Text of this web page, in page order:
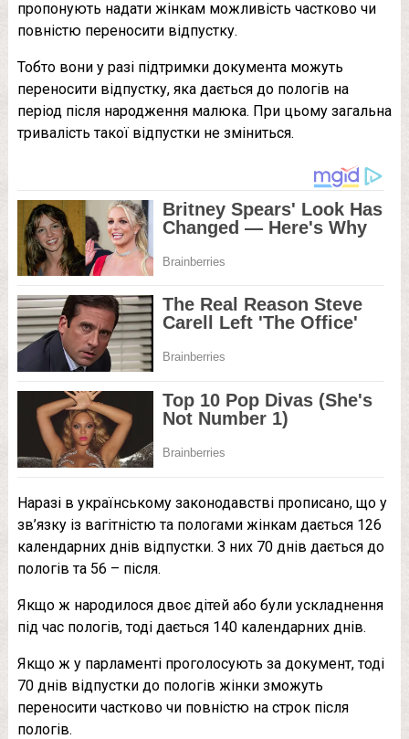
пропонують надати жінкам можливість частково чи
повністю переносити відпустку.
Тобто вони у разі підтримки документа можуть
переносити відпустку, яка дається до пологів на
період після народження малюка. При цьому загальна
тривалість такої відпустки не зміниться.
Наразі в українському законодавстві прописано, що у
зв’язку із вагітністю та пологами жінкам дається 126
календарних днів відпустки. З них 70 днів дається до
пологів та 56 – після.
Якщо ж народилося двоє дітей або були ускладнення
під час пологів, тоді дається 140 календарних днів.
Якщо ж у парламенті проголосують за документ, тоді
70 днів відпустки до пологів жінки зможуть
переносити частково чи повністю на строк після
пологів.